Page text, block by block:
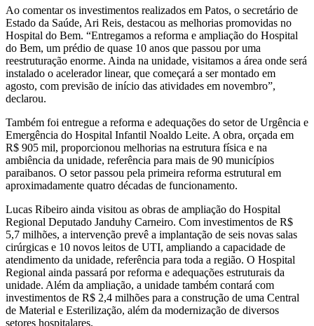
Ao comentar os investimentos realizados em Patos, o secretário de
Estado da Saúde, Ari Reis, destacou as melhorias promovidas no
Hospital do Bem. “Entregamos a reforma e ampliação do Hospital
do Bem, um prédio de quase 10 anos que passou por uma
reestruturação enorme. Ainda na unidade, visitamos a área onde será
instalado o acelerador linear, que começará a ser montado em
agosto, com previsão de início das atividades em novembro”,
declarou.
Também foi entregue a reforma e adequações do setor de Urgência e
Emergência do Hospital Infantil Noaldo Leite. A obra, orçada em
R$ 905 mil, proporcionou melhorias na estrutura física e na
ambiência da unidade, referência para mais de 90 municípios
paraibanos. O setor passou pela primeira reforma estrutural em
aproximadamente quatro décadas de funcionamento.
Lucas Ribeiro ainda visitou as obras de ampliação do Hospital
Regional Deputado Janduhy Carneiro. Com investimentos de R$
5,7 milhões, a intervenção prevê a implantação de seis novas salas
cirúrgicas e 10 novos leitos de UTI, ampliando a capacidade de
atendimento da unidade, referência para toda a região. O Hospital
Regional ainda passará por reforma e adequações estruturais da
unidade. Além da ampliação, a unidade também contará com
investimentos de R$ 2,4 milhões para a construção de uma Central
de Material e Esterilização, além da modernização de diversos
setores hospitalares.